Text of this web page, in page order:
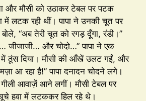
और मौसी को उठाकर टेबल पर पटक
में लटक रही थीं। पापा ने उनकी चूत पर
“अब तेरी चूत को रगड़ दूँगा, रंडी।”
जीजाजी… और चोदो…” पापा ने एक
ठूंस दिया। मौसी की आँखें उलट गईं, और
आ रहा है!” पापा दनादन चोदने लगे।
आवाज़ें आने लगीं। मौसी टेबल पर
हवा में लटककर हिल रहे थे।